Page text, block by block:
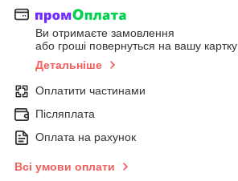
Ви отримаєте замовлення
або гроші повернуться на вашу картку
Детальніше
Оплатити частинами
Післяплата
Оплата на рахунок
Всі умови оплати